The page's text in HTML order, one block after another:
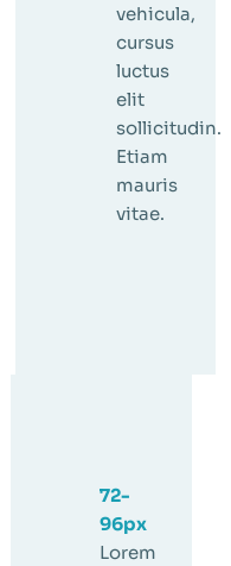
vehicula,
cursus
luctus
elit
sollicitudin.
Etiam
mauris
vitae.
72-
96px
Lorem